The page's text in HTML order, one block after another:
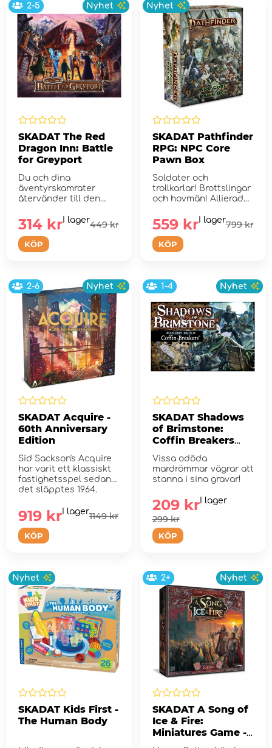
2-5 Nyhet
SKADAT The Red
Dragon Inn: Battle
for Greyport
Du och dina
äventyrskamrater
återvänder till den
...
KÖP
449 kr
314 kr I lager
Nyhet
SKADAT Pathfinder
RPG: NPC Core
Pawn Box
Soldater och
trollkarlar! Brottslingar
och hovmän! Allierade
KÖP
799 kr
559 krI lager
2-6 Nyhet
SKADAT Acquire -
60th Anniversary
Edition
Sid Sackson's Acquire
har varit ett klassiskt
fastighetsspel sedan
det släpptes 1964.
KÖP
1149 kr
919 kr I lager
1-4 Nyhet
SKADAT Shadows
of Brimstone:
Coffin Breakers
(Exp.)
Vissa odöda
mardrömmar vägrar att
stanna i sina gravar!
KÖP
299 kr
209 krI lager
Nyhet
SKADAT Kids First -
The Human Body
2+ Nyhet
SKADAT A Song of
Ice & Fire:
Miniatures Game -